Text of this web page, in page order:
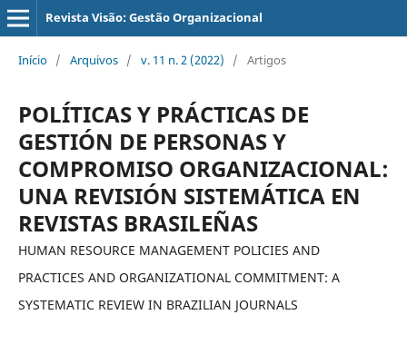
Revista Visão: Gestão Organizacional
Início / Arquivos / v. 11 n. 2 (2022) / Artigos
POLÍTICAS Y PRÁCTICAS DE
GESTIÓN DE PERSONAS Y
COMPROMISO ORGANIZACIONAL:
UNA REVISIÓN SISTEMÁTICA EN
REVISTAS BRASILEÑAS
HUMAN RESOURCE MANAGEMENT POLICIES AND
PRACTICES AND ORGANIZATIONAL COMMITMENT: A
SYSTEMATIC REVIEW IN BRAZILIAN JOURNALS